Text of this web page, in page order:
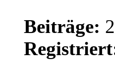
Beiträge: